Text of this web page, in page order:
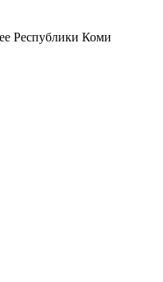
Республики Коми